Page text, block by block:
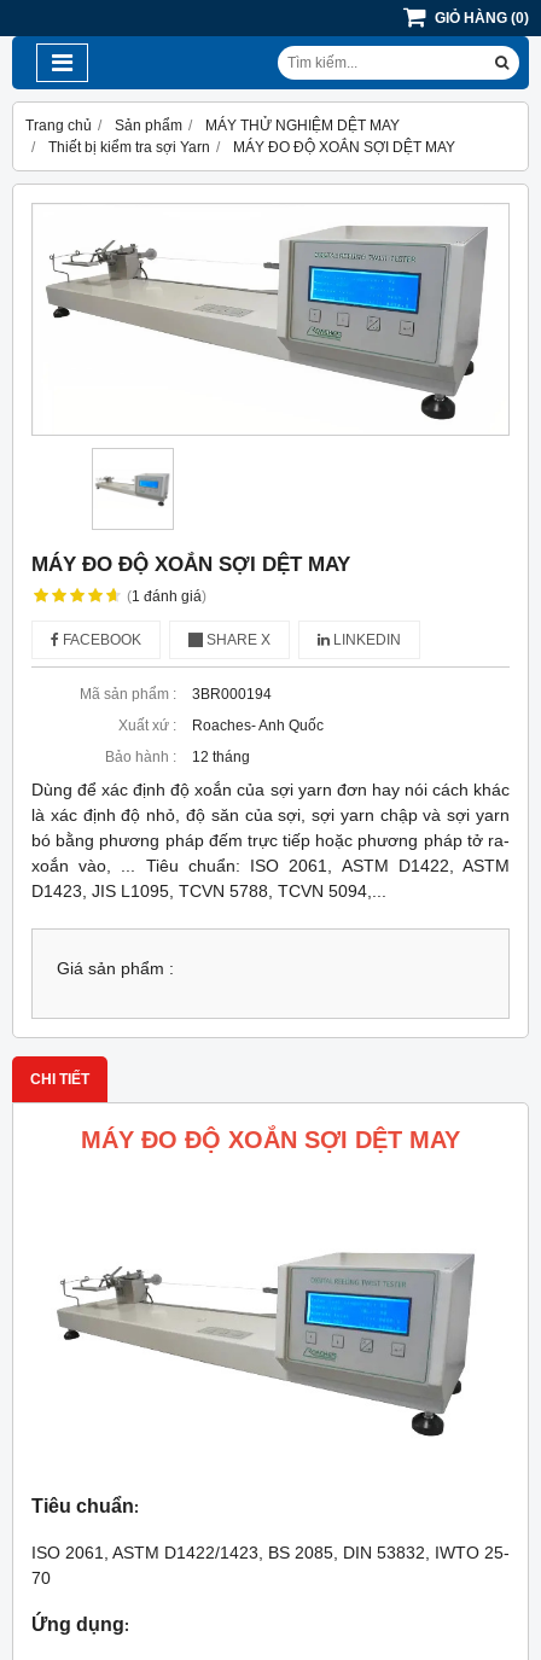
GIỎ HÀNG (0)
Trang chủ Sản phẩm
MÁY THỬ NGHIỆM DỆT MAY
Thiết bị kiểm tra sợi Yarn
MÁY ĐO ĐỘ XOẮN SỢI DỆT MAY
MÁY ĐO ĐỘ XOẮN SỢI DỆT MAY
(1 đánh giá)
FACEBOOK SHARE X LINKEDIN
Mã sản phẩm :
3BR000194
Xuất xứ :
Roaches- Anh Quốc
Bảo hành :
12 tháng
Dùng để xác định độ xoắn của sợi yarn đơn hay nói cách khác
là xác định độ nhỏ, độ săn của sợi, sợi yarn chập và sợi yarn
bó bằng phương pháp đếm trực tiếp hoặc phương pháp tở ra-
xoắn vào, ... Tiêu chuẩn: ISO 2061, ASTM D1422, ASTM
D1423, JIS L1095, TCVN 5788, TCVN 5094,...
Giá sản phẩm :
CHI TIẾT
MÁY ĐO ĐỘ XOẮN SỢI DỆT MAY
Tiêu chuẩn:
ISO 2061, ASTM D1422/1423, BS 2085, DIN 53832, IWTO 25-
70
Ứng dụng: